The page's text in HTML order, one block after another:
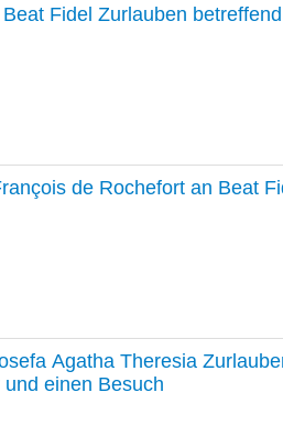
Fidel Zurlauben
de Rochefort an Beat
Agatha Theresia
einen Besuch